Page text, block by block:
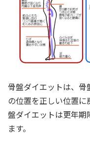
骨盤ダイエットは、
の位置を正しい位置
盤ダイエットは更年
ます。